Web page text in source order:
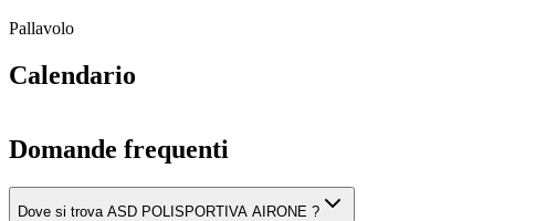
Pallavolo
Calendario
Domande frequenti
Dove si trova ASD POLISPORTIVA AIRONE ?